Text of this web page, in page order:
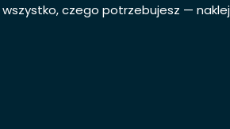
czego potrzebujesz —